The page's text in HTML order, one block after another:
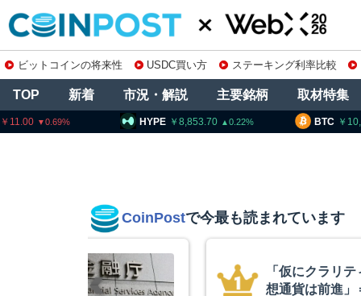
ビットコインの将来性 USDC買い方 ステーキング利率比較
TOP 新着 市況・解説 主要銘柄 取材特集
BTC 10,180,894
HYPE 8,853.70
CoinPostで今最も読まれています
スペースX上場
ぼ倍増 1900億